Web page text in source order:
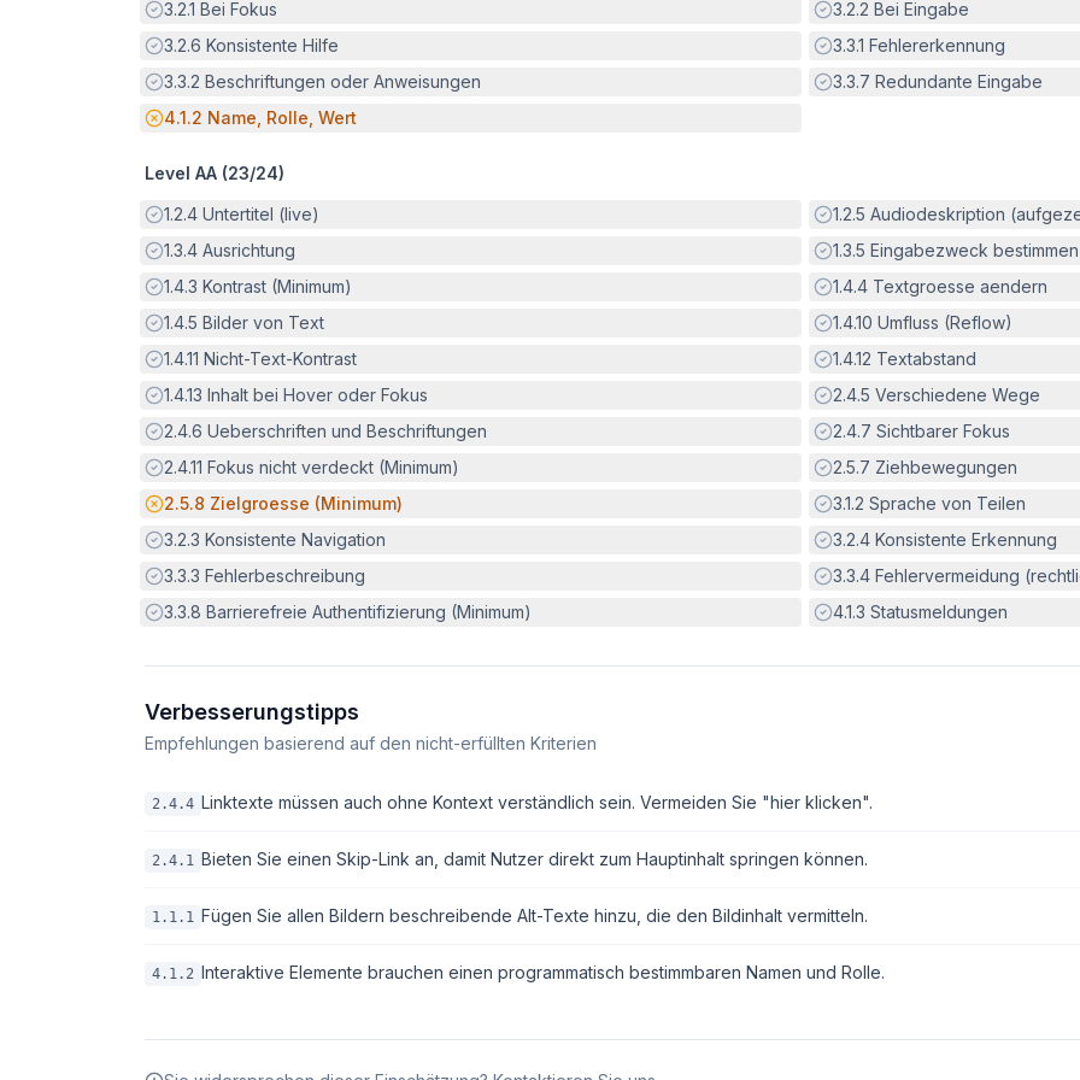
Erfüllt:
3.2.1 Bei Fokus Erfüllt:
3.2.2 Bei Eingabe
Erfüllt:
3.2.6 Konsistente Hilfe Erfüllt:
3.3.1 Fehlererkennung
Erfüllt:
3.3.2 Beschriftungen oder Anweisungen Erfüllt:
3.3.7 Redundante Eingabe
Potenzielle Barriere:
4.1.2 Name, Rolle, Wert
Level AA (23/24)
Erfüllt:
1.2.4 Untertitel (live) Erfüllt:
1.2.5 Audiodeskription
Erfüllt:
1.3.4 Ausrichtung Erfüllt:
1.3.5 Eingabezweck bestimmen
Erfüllt:
1.4.3 Kontrast (Minimum) Erfüllt:
1.4.4 Textgroesse aendern
Erfüllt:
1.4.5 Bilder von Text Erfüllt:
1.4.10 Umfluss (Reflow)
Erfüllt:
1.4.11 Nicht-Text-Kontrast Erfüllt:
1.4.12 Textabstand
Erfüllt:
1.4.13 Inhalt bei Hover oder Fokus Erfüllt:
2.4.5 Verschiedene Wege
Erfüllt:
2.4.6 Ueberschriften und Beschriftungen Erfüllt:
2.4.7 Sichtbarer Fokus
Erfüllt:
2.4.11 Fokus nicht verdeckt (Minimum) Erfüllt:
2.5.7 Ziehbewegungen
Potenzielle Barriere:
2.5.8 Zielgroesse (Minimum) Erfüllt:
3.1.2 Sprache von Teilen
Erfüllt:
3.2.3 Konsistente Navigation Erfüllt:
3.2.4 Konsistente Erkennung
Erfüllt:
3.3.3 Fehlerbeschreibung Erfüllt:
3.3.4 Fehlervermeidung
Erfüllt:
3.3.8 Barrierefreie Authentifizierung (Minimum) Erfüllt:
4.1.3 Statusmeldungen
Verbesserungstipps
Empfehlungen basierend auf den nicht-erfüllten Kriterien
2.4.4 Linktexte müssen auch ohne Kontext verständlich sein. Vermeiden Sie "hier klicken".
2.4.1 Bieten Sie einen Skip-Link an, damit Nutzer direkt zum Hauptinhalt springen können.
1.1.1 Fügen Sie allen Bildern beschreibende Alt-Texte hinzu, die den Bildinhalt vermitteln.
4.1.2 Interaktive Elemente brauchen einen programmatisch bestimmbaren Namen und Rolle.